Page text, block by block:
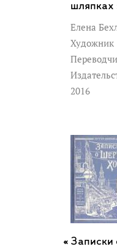
шляпках
Елена
Художник
2016